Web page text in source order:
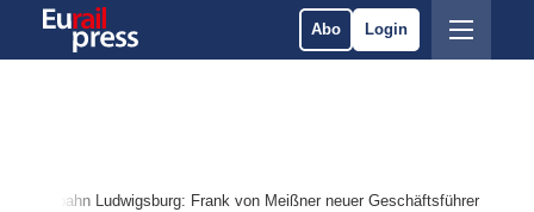
Abo Login
Stadtbahn Ludwigsburg: Frank von Meißner neuer Geschäftsführer